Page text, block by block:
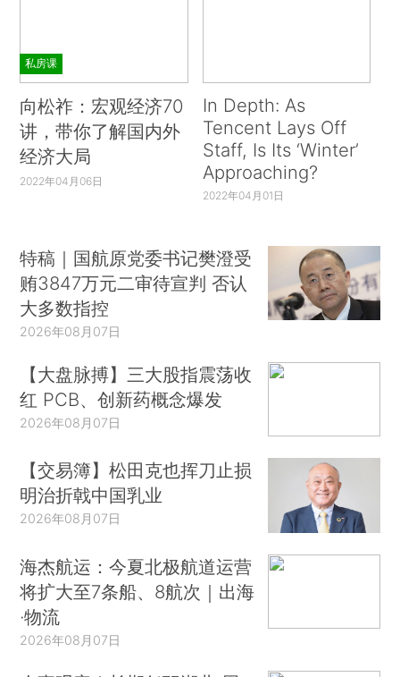
私房课
向松祚：宏观经济70
讲，带你了解国内外
经济大局
2022年04月06日
In Depth: As
Tencent Lays Off
Staff, Is Its ‘Winter’
Approaching?
2022年04月01日
特稿｜国航原党委书记樊澄受
贿3847万元二审待宣判 否认
大多数指控
2026年08月07日
【大盘脉搏】三大股指震荡收
红 PCB、创新药概念爆发
2026年08月07日
【交易簿】松田克也挥刀止损
明治折戟中国乳业
2026年08月07日
海杰航运：今夏北极航道运营
将扩大至7条船、8航次｜出海
·物流
2026年08月07日